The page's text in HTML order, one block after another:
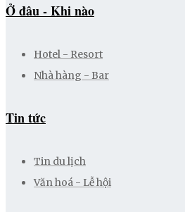
Ở đâu - Khi nào
Hotel - Resort
Nhà hàng - Bar
Tin tức
Tin du lịch
Văn hoá - Lễ hội